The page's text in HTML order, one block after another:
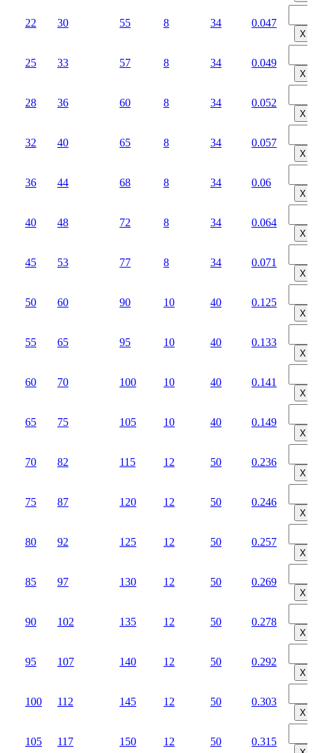
22 30 55 8 34 0.047
Х
25 33 57 8 34 0.049
Х
28 36 60 8 34 0.052
Х
32 40 65 8 34 0.057
Х
36 44 68 8 34 0.06
Х
40 48 72 8 34 0.064
Х
45 53 77 8 34 0.071
Х
50 60 90 10 40 0.125
Х
55 65 95 10 40 0.133
Х
60 70 100 10 40 0.141
Х
65 75 105 10 40 0.149
Х
70 82 115 12 50 0.236
Х
75 87 120 12 50 0.246
Х
80 92 125 12 50 0.257
Х
85 97 130 12 50 0.269
Х
90 102 135 12 50 0.278
Х
95 107 140 12 50 0.292
Х
100 112 145 12 50 0.303
Х
105 117 150 12 50 0.315